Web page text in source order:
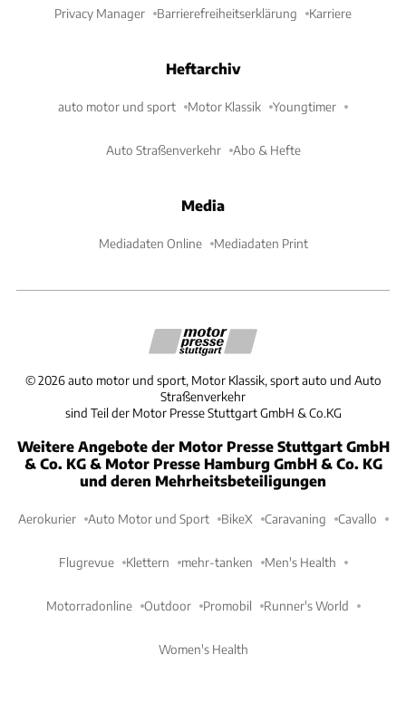
Privacy Manager Barrierefreiheitserklärung Karriere
Heftarchiv
auto motor und sport Motor Klassik Youngtimer
Auto Straßenverkehr Abo & Hefte
Media
Mediadaten Online Mediadaten Print
©2026 auto motor und sport, Motor Klassik, sport auto und Auto
Straßenverkehr
sind Teil der Motor Presse Stuttgart GmbH & Co.KG
Weitere Angebote der Motor Presse Stuttgart GmbH
& Co. KG & Motor Presse Hamburg GmbH & Co. KG
und deren Mehrheitsbeteiligungen
Aerokurier Auto Motor und Sport BikeX Caravaning Cavallo
Flugrevue Klettern mehr-tanken Men's Health
Motorradonline Outdoor Promobil Runner's World
Women's Health